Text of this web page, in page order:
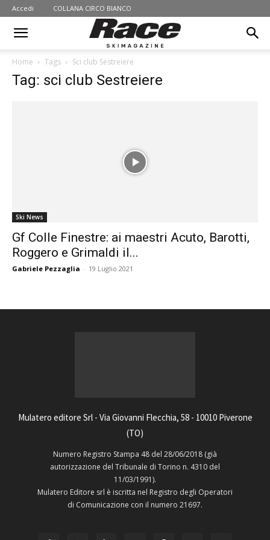
Accedi COLLANA CIRCO BIANCO
Home Tags Sci club Sestreiere
Tag: sci club Sestreiere
Ski News
Gf Colle Finestre: ai maestri Acuto, Barotti,
Roggero e Grimaldi il...
Gabriele Pezzaglia - 19 Luglio 2021
Mulatero editore Srl - Via Giovanni Flecchia, 58 - 10010 Piverone
(TO)
Numero Registro Stampa 48 del 28/06/2018 (già
autorizzazione del Tribunale di Torino n. 4310 del
11/03/1991).
Mulatero Editore srl è iscritta nel Registro degli Operatori
di Comunicazione con il numero 21697.